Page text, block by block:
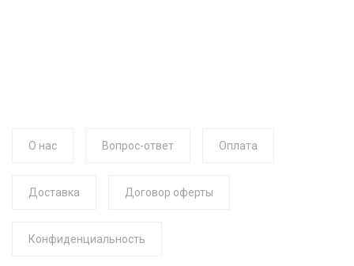
О нас Вопрос-ответ Оплата
Доставка Договор оферты
Конфиденциальность